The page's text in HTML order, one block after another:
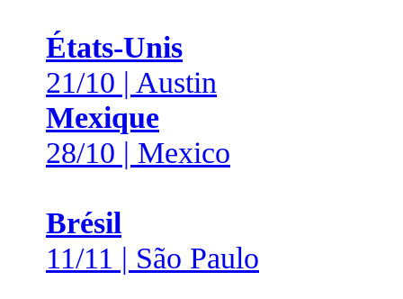
États-Unis
21/10 | Austin
Mexique
28/10 | Mexico
Brésil
11/11 | São Paulo